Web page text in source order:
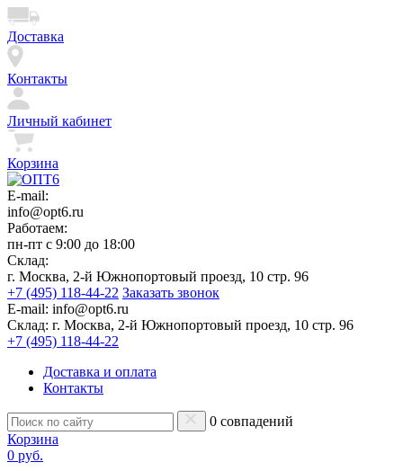
Доставка
Контакты
Личный кабинет
Корзина
E-mail:
info@opt6.ru
Работаем:
пн-пт с 9:00 до 18:00
Склад:
г. Москва, 2-й Южнопортовый проезд, 10 стр. 96
+7 (495) 118-44-22 Заказать звонок
E-mail: info@opt6.ru
Склад: г. Москва, 2-й Южнопортовый проезд, 10 стр. 96
+7 (495) 118-44-22
Доставка и оплата
Контакты
0 совпадений
Корзина
0 руб.